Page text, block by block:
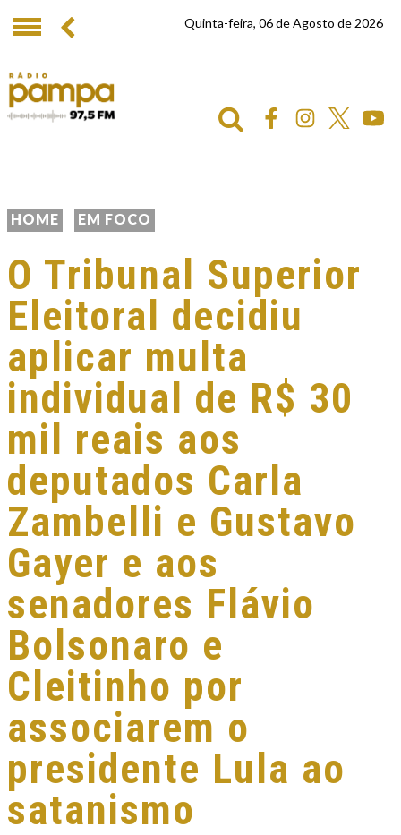
Quinta-feira, 06 de Agosto de 2026
HOME EM FOCO
O Tribunal Superior
Eleitoral decidiu
aplicar multa
individual de R$ 30
mil reais aos
deputados Carla
Zambelli e Gustavo
Gayer e aos
senadores Flávio
Bolsonaro e
Cleitinho por
associarem o
presidente Lula ao
satanismo